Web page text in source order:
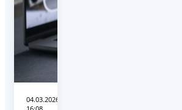
04.03.2026